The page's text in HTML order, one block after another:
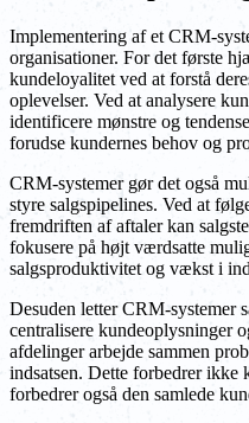
Implementering af et CRM-
organisationer. For det første
kundeloyalitet ved at forstå
oplevelser. Ved at analysere
identificere mønstre og
forudse kundernes behov og
CRM-systemer gør det også
styre salgspipelines. Ved at
fremdriften af aftaler kan
fokusere på højt værdsatte
salgsproduktivitet og vækst i
Desuden letter CRM-systemer
centralisere kundeoplysninger
afdelinger arbejde sammen
indsatsen. Dette forbedrer ikke
forbedrer også den samlede